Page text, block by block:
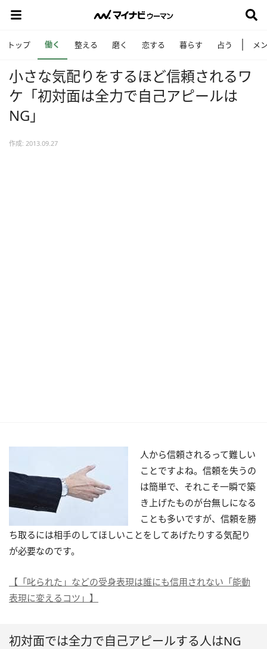
トップ 働く 整える 磨く 恋する 暮らす 占う メ
小さな気配りをするほど信頼されるワ
ケ「初対面は全力で自己アピールは
NG」
作成: 2013.09.27
人から信頼されるって難しい
ことですよね。信頼を失うの
は簡単で、それこそ一瞬で築
き上げたものが台無しになる
ことも多いですが、信頼を勝
ち取るには相手のしてほしいことをしてあげたりする気配り
が必要なのです。
【「叱られた」などの受身表現は誰にも信用されない「能動
表現に変えるコツ」】
初対面では全力で自己アピールする人はNG